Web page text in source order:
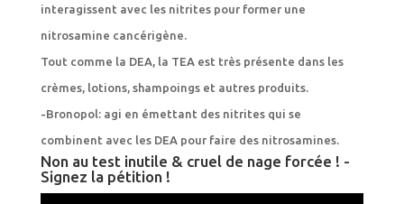
interagissent avec les nitrites pour former une
nitrosamine cancérigène.
Tout comme la DEA, la TEA est très présente dans les
crèmes, lotions, shampoings et autres produits.
-Bronopol: agi en émettant des nitrites qui se
combinent avec les DEA pour faire des nitrosamines.
Non au test inutile & cruel de nage forcée ! -
Signez la pétition !